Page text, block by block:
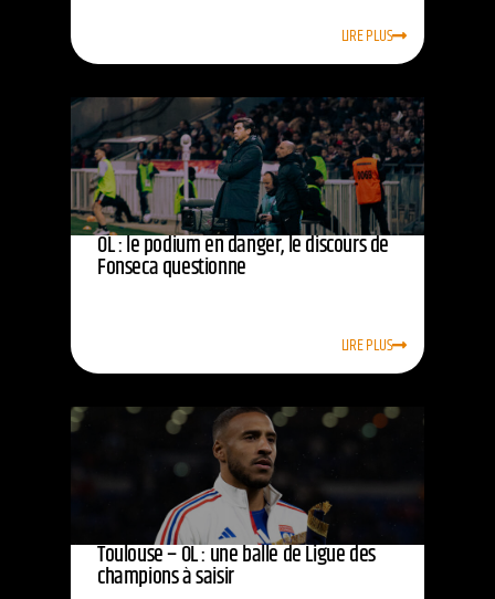
LIRE PLUS
OL : le podium en danger, le discours de
Fonseca questionne
LIRE PLUS
Toulouse – OL : une balle de Ligue des
champions à saisir